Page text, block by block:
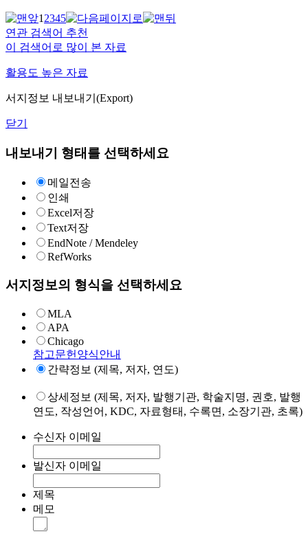
12345
연관 검색어 추천
이 검색어로 많이 본 자료
활용도 높은 자료
서지정보 내보내기(Export)
닫기
내보내기 형태를 선택하세요
메일전송
인쇄
Excel저장
Text저장
EndNote / Mendeley
RefWorks
서지정보의 형식을 선택하세요
MLA
APA
Chicago
참고문헌양식안내
간략정보 (제목, 저자, 연도)
상세정보 (제목, 저자, 발행기관, 학술지명, 권호, 발행
연도, 작성언어, KDC, 자료형태, 수록면, 소장기관, 초록)
수신자 이메일
발신자 이메일
제목
메모